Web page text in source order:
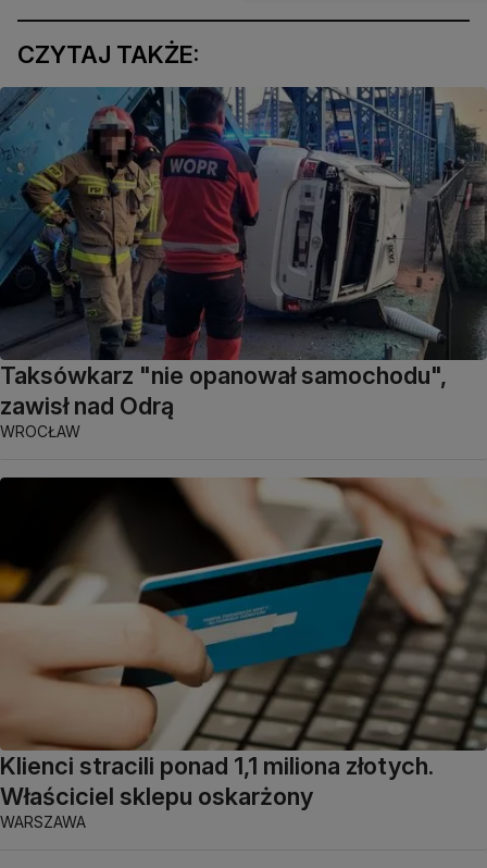
CZYTAJ TAKŻE:
Taksówkarz "nie opanował samochodu",
zawisł nad Odrą
WROCŁAW
Klienci stracili ponad 1,1 miliona złotych.
Właściciel sklepu oskarżony
WARSZAWA